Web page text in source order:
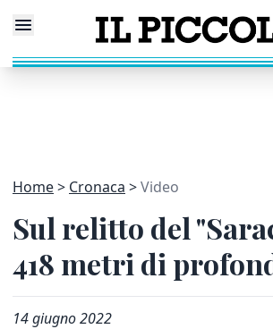
Home Cronaca Video
Sul relitto del
418 metri di
14 giugno 2022